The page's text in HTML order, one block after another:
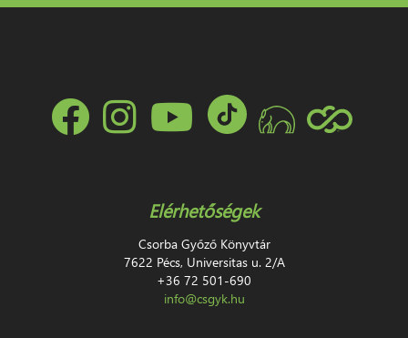
Elérhetőségek
Csorba Győző Könyvtár
7622 Pécs, Universitas u. 2/A
+36 72 501-690
info@csgyk.hu